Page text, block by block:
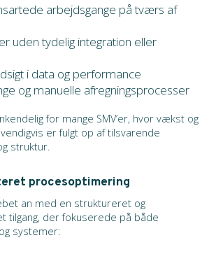
arbejdsgange på tværs af
uden tydelig integration eller
i data og performance
og manuelle afregningsprocesser
for mange SMV’er, hvor vækst og
er fulgt op af tilsvarende
struktur.
procesoptimering
an med en struktureret og
tilgang, der fokuserede på både
systemer: